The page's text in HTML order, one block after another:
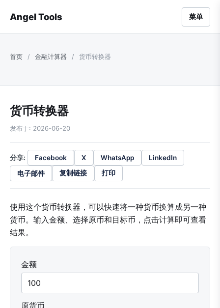
Angel Tools 菜单
首页 / 金融计算器 / 货币转换器
货币转换器
发布于: 2026-06-20
分享: Facebook X WhatsApp
LinkedIn
电子邮件
复制链接 打印
使用这个货币转换器，可以快速将一种货币换算成另一种
货币。输入金额、选择原币和目标币，点击计算即可查看
结果。
金额
原货币